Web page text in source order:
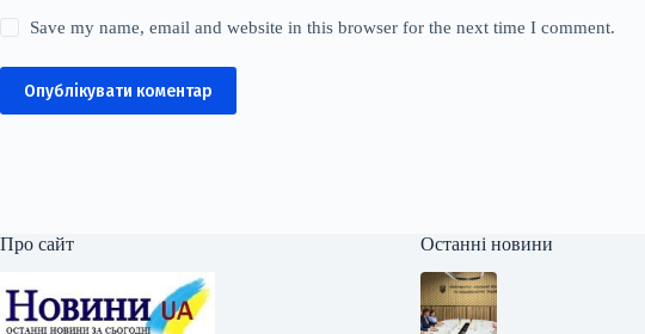
Save my name, email and website in this browser for the next time I comment.
Опублікувати коментар
Про сайт Останні новини